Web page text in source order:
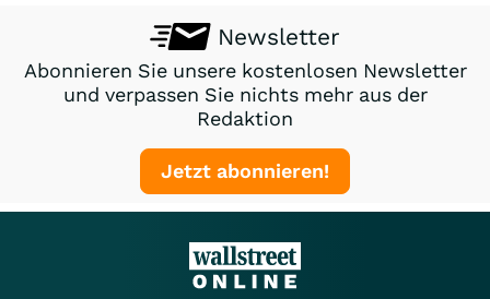
Newsletter
Abonnieren Sie unsere kostenlosen Newsletter
und verpassen Sie nichts mehr aus der
Redaktion
Jetzt abonnieren!